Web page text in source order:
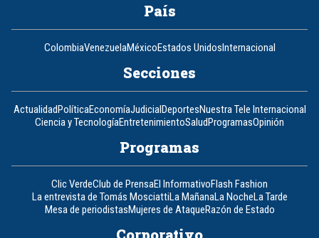
País
ColombiaVenezuelaMéxicoEstados UnidosInternacional
Secciones
ActualidadPolíticaEconomíaJudicialDeportesNuestra Tele Internacional
Ciencia y TecnologíaEntretenimientoSaludProgramasOpinión
Programas
Clic VerdeClub de PrensaEl InformativoFlash Fashion
La entrevista de Tomás MosciattiLa MañanaLa NocheLa Tarde
Mesa de periodistasMujeres de AtaqueRazón de Estado
Corporativo